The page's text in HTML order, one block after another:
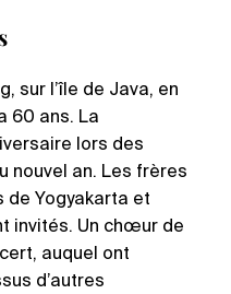
sur l’île de Java, en
60 ans. La
lors des
nouvel an. Les frères
Yogyakarta et
invités. Un chœur de
auquel ont
d’autres